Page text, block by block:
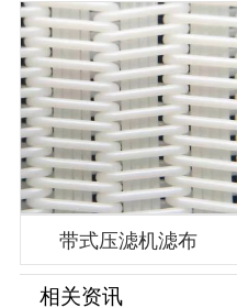
带式压滤机滤布
相关资讯